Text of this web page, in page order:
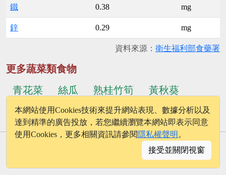
鐵 0.38 mg
鋅 0.29 mg
資料來源： 衛生福利部食藥署
更多蔬菜類食物
青花菜
絲瓜 熟桂竹筍
黃秋葵
甜椒(橙皮)
茭白筍 ...更多食物
© 2026 - onelife.tw
隱私權政策│聯絡我們
本網站使用Cookies技術來提升網站表現、數據分析以及
達到精準的廣告投放，若您繼續瀏覽本網站即表示同意
使用Cookies，更多相關資訊請參閱 隱私權聲明 。
接受並關閉視窗